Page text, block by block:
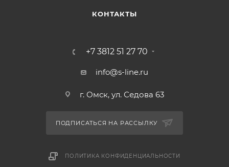
КОНТАКТЫ
+7 3812 51 27 70
info@s-line.ru
г. Омск, ул. Седова 63
ПОДПИСАТЬСЯ НА РАССЫЛКУ
ПОЛИТИКА КОНФИДЕНЦИАЛЬНОСТИ